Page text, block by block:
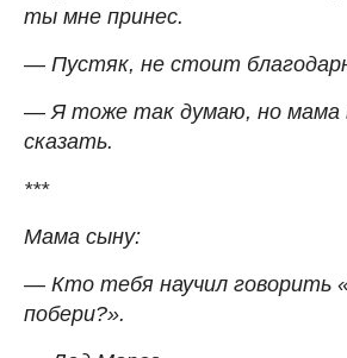
ты мне принес.
— Пустяк, не стоит
— Я тоже так думаю, но мама
сказать.
***
Мама сыну:
— Кто тебя научил говорить
побери?».